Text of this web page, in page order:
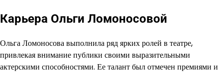
Карьера Ольги Ломоносовой
Ольга Ломоносова выполнила ряд ярких ролей в театре,
привлекая внимание публики своими выразительными
актерскими способностями. Ее талант был отмечен премиями и